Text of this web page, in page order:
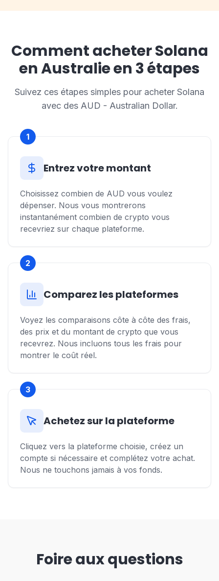
Comment acheter Solana
en Australie en 3 étapes
Suivez ces étapes simples pour acheter Solana
avec des AUD - Australian Dollar.
1
Entrez votre montant
Choisissez combien de AUD vous voulez
dépenser. Nous vous montrerons
instantanément combien de crypto vous
recevriez sur chaque plateforme.
2
Comparez les plateformes
Voyez les comparaisons côte à côte des frais,
des prix et du montant de crypto que vous
recevrez. Nous incluons tous les frais pour
montrer le coût réel.
3
Achetez sur la plateforme
Cliquez vers la plateforme choisie, créez un
compte si nécessaire et complétez votre achat.
Nous ne touchons jamais à vos fonds.
Foire aux questions